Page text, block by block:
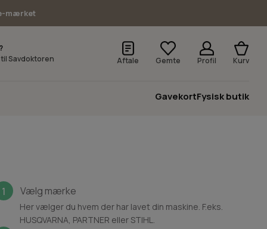
mærket
Savdoktoren
Aftale Gemte Profil Kurv
GavekortFysisk butik
1 Vælg mærke
Her vælger du hvem der har lavet din maskine. F.eks.
HUSQVARNA, PARTNER eller STIHL.